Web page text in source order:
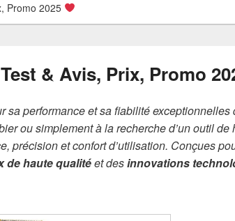
Promo 2025
& Avis, Prix, Promo
sa performance et sa fiabilité
ou simplement à la recherche d’un outil de
précision et confort d’utilisation. Conçues
de haute qualitéet desinnovations